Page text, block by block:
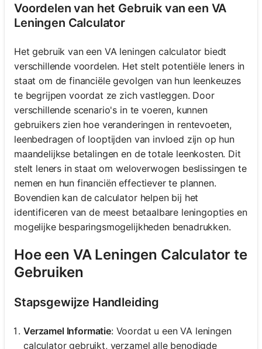
Voordelen van het Gebruik van een VA
Leningen Calculator
Het gebruik van een VA leningen calculator biedt
verschillende voordelen. Het stelt potentiële leners in
staat om de financiële gevolgen van hun leenkeuzes
te begrijpen voordat ze zich vastleggen. Door
verschillende scenario's in te voeren, kunnen
gebruikers zien hoe veranderingen in rentevoeten,
leenbedragen of looptijden van invloed zijn op hun
maandelijkse betalingen en de totale leenkosten. Dit
stelt leners in staat om weloverwogen beslissingen te
nemen en hun financiën effectiever te plannen.
Bovendien kan de calculator helpen bij het
identificeren van de meest betaalbare leningopties en
mogelijke besparingsmogelijkheden benadrukken.
Hoe een VA Leningen Calculator te
Gebruiken
Stapsgewijze Handleiding
Verzamel Informatie: Voordat u een VA leningen
calculator gebruikt, verzamel alle benodigde